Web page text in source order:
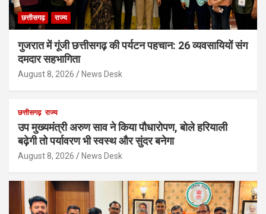
छत्तीसगढ़ राज्य
गुजरात में गूंजी छत्तीसगढ़ की पर्यटन पहचान: 26 व्यवसायियों संग
दमदार सहभागिता
August 8, 2026 News Desk
छत्तीसगढ़ राज्य
उप मुख्यमंत्री अरुण साव ने किया पौधारोपण, बोले हरियाली
बढ़ेगी तो पर्यावरण भी स्वस्थ और सुंदर बनेगा
August 8, 2026 News Desk